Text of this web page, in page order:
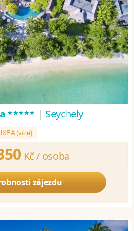
***** | Seychely
(více)
Kč / osoba
zájezdu